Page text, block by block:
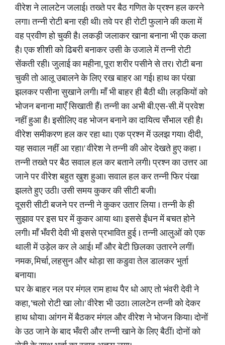
वीरेश ने लालटेन जलाई। तख्ते पर बैठ गणित के प्रश्न हल करने
लगा। तन्नी रोटी बना रही थी। तवे पर ही रोटी फुलाने की कला में
वह प्रवीण हो चुकी है। लकड़ी जलाकर खाना बनाना भी एक कला
है। एक शीशी को ढिबरी बनाकर उसी के उजाले में तन्नी रोटी
सेंकती रही। जुलाई का महीना, पूरा शरीर पसीने से तर। रोटी बना
चुकी तो आलू उबालने के लिए रख बाहर आ गई। हाथ का पंखा
झलकर पसीना सुखाने लगी। माँ भी बाहर ही बैठी थी। लड़कियों को
भोजन बनाना माएँ सिखाती हैं। तन्नी का अभी बी.एस-सी. में प्रवेश
नहीं हुआ है। इसीलिए वह भोजन बनाने का दायित्व सँभाल रही है।
वीरेश समीकरण हल कर रहा था। एक प्रश्न में उलझ गया। दीदी,
यह सवाल नहीं आ रहा।' वीरेश ने तन्नी की ओर देखते हुए कहा ।
तन्नी तख्ते पर बैठ सवाल हल कर बताने लगी। प्रश्न का उत्तर आ
जाने पर वीरेश बहुत खुश हुआ। सवाल हल कर तन्नी फिर पंखा
झलते हुए उठी। उसी समय कुकर की सीटी बजी।
दूसरी सीटी बजने पर तन्नी ने कुकर उतार लिया । तन्नी के ही
सुझाव पर इस घर में कुकर आया था। इससे ईंधन में बचत होने
लगी। माँ भँवरी देवी भी इससे प्रभावित हुई । तन्नी आलुओं को एक
थाली में उड़ेल कर ले आई। माँ और बेटी छिलका उतारने लगीं।
नमक, मिर्चा, लहसुन और थोड़ा सा कडुवा तेल डालकर भुर्ता
बनाया।
घर के बाहर नल पर मंगल राम हाथ पैर धो आए तो भंवरी देवी ने
कहा, 'चलो रोटी खा लो।' वीरेश भी उठा। लालटेन तन्नी को देकर
हाथ धोया। आंगन में बैठकर मंगल और वीरेश ने भोजन किया। दोनों
के उठ जाने के बाद भँवरी और तन्नी खाने के लिए बैठीं। दोनों को